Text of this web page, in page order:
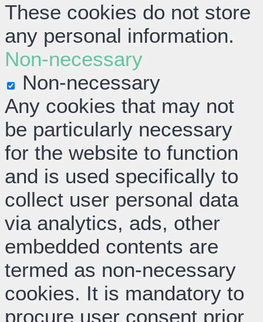
These cookies do not store
any personal information.
Non-necessary
Non-necessary
Any cookies that may not
be particularly necessary
for the website to function
and is used specifically to
collect user personal data
via analytics, ads, other
embedded contents are
termed as non-necessary
cookies. It is mandatory to
procure user consent prior